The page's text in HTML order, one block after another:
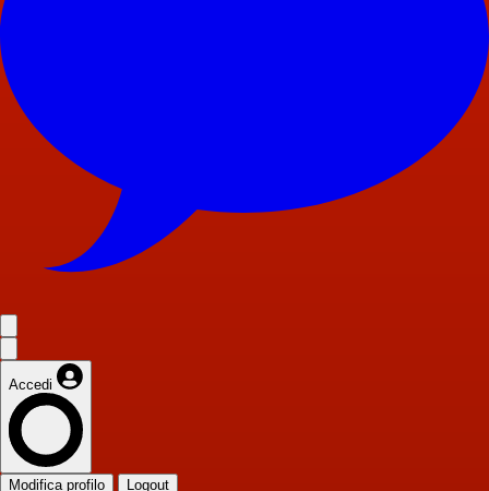
Accedi
Modifica profilo Logout